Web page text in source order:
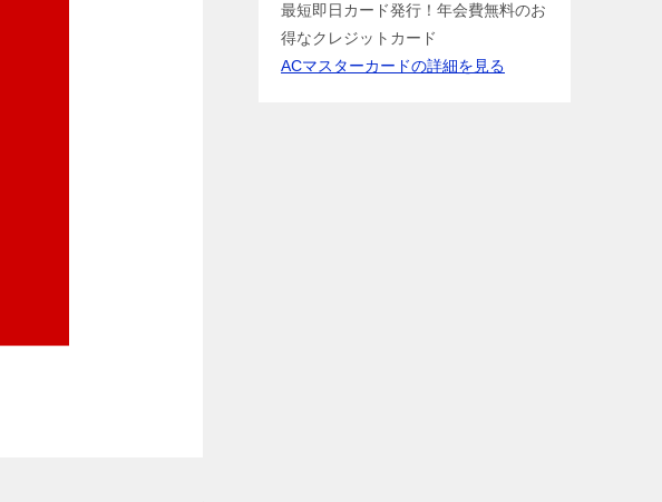
最短即日カード発行！年会費無料のお
得なクレジットカード
ACマスターカードの詳細を見る